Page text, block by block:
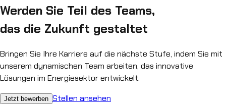
Werden Sie Teil des Teams,
das die Zukunft gestaltet
Bringen Sie Ihre Karriere auf die nächste Stufe, indem Sie mit
unserem dynamischen Team arbeiten, das innovative
Lösungen im Energiesektor entwickelt.
Jetzt bewerben Stellen ansehen